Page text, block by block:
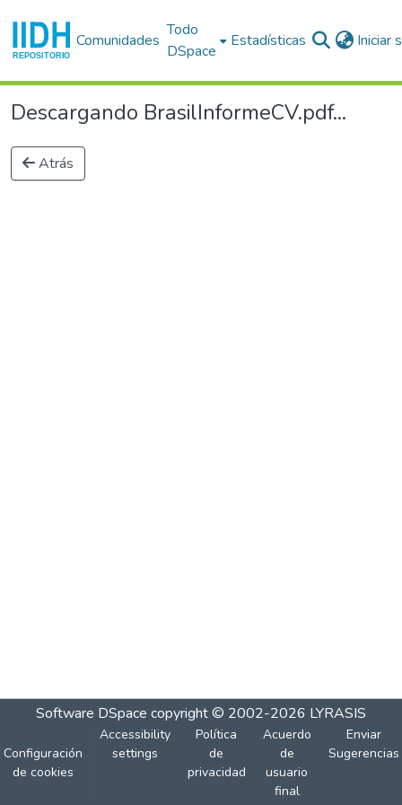
Comunidades
Todo
DSpace
Estadísticas Iniciar
Descargando BrasilInformeCV.pdf...
Atrás
Software DSpace copyright © 2002-2026 LYRASIS
Configuración
de cookies
Accessibility
settings
Política
de
privacidad
Acuerdo
de
usuario
final
Enviar
Sugerencias